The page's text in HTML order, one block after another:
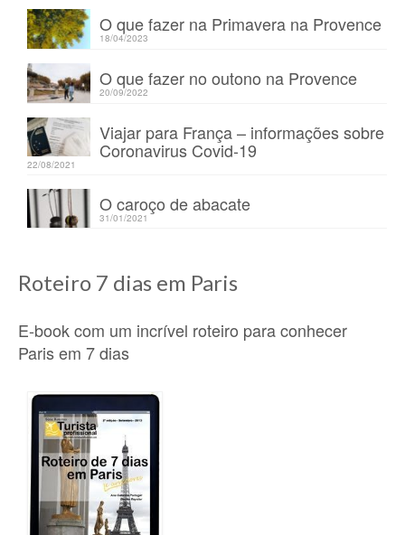
O que fazer na Primavera na Provence
18/04/2023
O que fazer no outono na Provence
20/09/2022
Viajar para França – informações sobre
Coronavirus Covid-19
22/08/2021
O caroço de abacate
31/01/2021
Roteiro 7 dias em Paris
E-book com um incrível roteiro para conhecer
Paris em 7 dias